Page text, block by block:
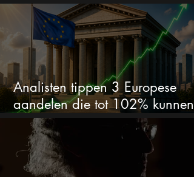
van 50% alles veranderen
Analisten tippen 3 Europese
aandelen die tot 102% kunnen
stijgen